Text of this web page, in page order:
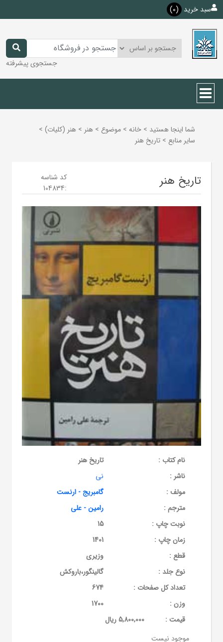
سبد خرید (0)
جستجوی پیشرفته
شما اینجا هستید > خانه > موضوع > هنر > هنر (كليات) >
ساير منابع > تاریخ هنر
تاریخ هنر
کد شناسه
:
104834
نام کتاب :
تاریخ هنر
ناشر :
نی
مولف :
گامبریج - ارنست
مترجم :
رامین - علی
نوبت چاپ :
15
زمان چاپ :
1401
قطع :
وزیری
نوع جلد :
گالینگور،باروکش
تعداد کل صفحات :
674
وزن :
1700
قيمت :
5,800,000 ریال
موجود نیست